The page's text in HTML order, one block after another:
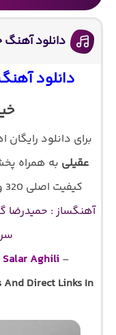
دانلود آهنگ
دانلود
برای دانلود رایگان
عقیلی به همراه
کیفیت اصلی 320 و 128 با
آهنگساز : حمیدرضا
Salar Aghili –
Direct Links In